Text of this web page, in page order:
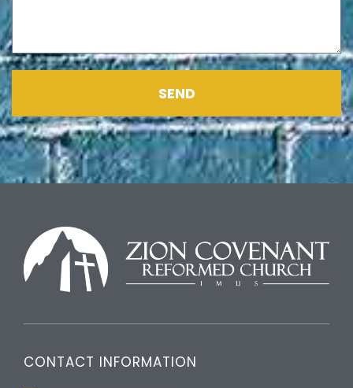
SEND
CONTACT INFORMATION